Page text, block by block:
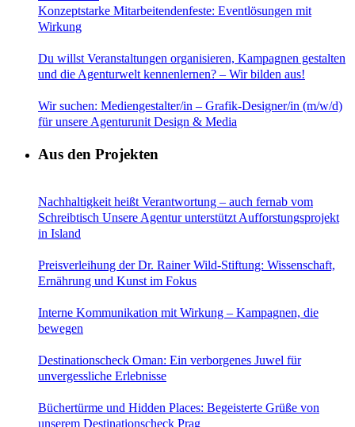
Konzeptstarke Mitarbeitendenfeste: Eventlösungen mit
Wirkung
Du willst Veranstaltungen organisieren, Kampagnen gestalten
und die Agenturwelt kennenlernen? – Wir bilden aus!
Wir suchen: Mediengestalter/in – Grafik-Designer/in (m/w/d)
für unsere Agenturunit Design & Media
Aus den Projekten
Nachhaltigkeit heißt Verantwortung – auch fernab vom
Schreibtisch Unsere Agentur unterstützt Aufforstungsprojekt
in Island
Preisverleihung der Dr. Rainer Wild-Stiftung: Wissenschaft,
Ernährung und Kunst im Fokus
Interne Kommunikation mit Wirkung – Kampagnen, die
bewegen
Destinationscheck Oman: Ein verborgenes Juwel für
unvergessliche Erlebnisse
Büchertürme und Hidden Places: Begeisterte Grüße von
unserem Destinationscheck Prag